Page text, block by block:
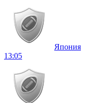
Япония
13:05